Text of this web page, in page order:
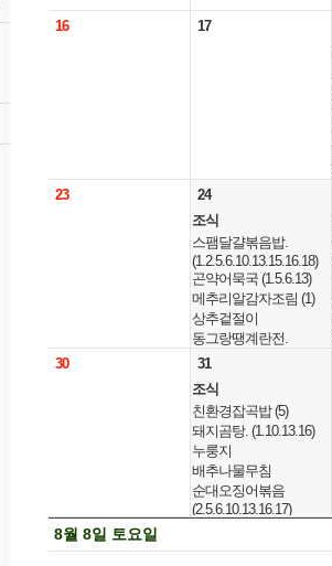
16 17
23
24
조식
스팸달걀볶음밥.
(1.2.5.6.10.13.15.16.18)
곤약어묵국 (1.5.6.13)
메추리알감자조림 (1)
상추겉절이
동그랑땡계란전.
(1.2.5.6.10.12.15.16)
딸기우유(비타). (2)
중식
친환경잡곡밥 (5)
순대국. (2.5.6.10.13.16)
숙주나물무침
치즈제육 (2.5.6.10)
통새우꼬치튀김/칠리소
30
31
조식
친환경잡곡밥 (5)
돼지곰탕. (1.10.13.16)
누룽지
배추나물무침
순대오징어볶음
(2.5.6.10.13.16.17)
8월 8일 토요일